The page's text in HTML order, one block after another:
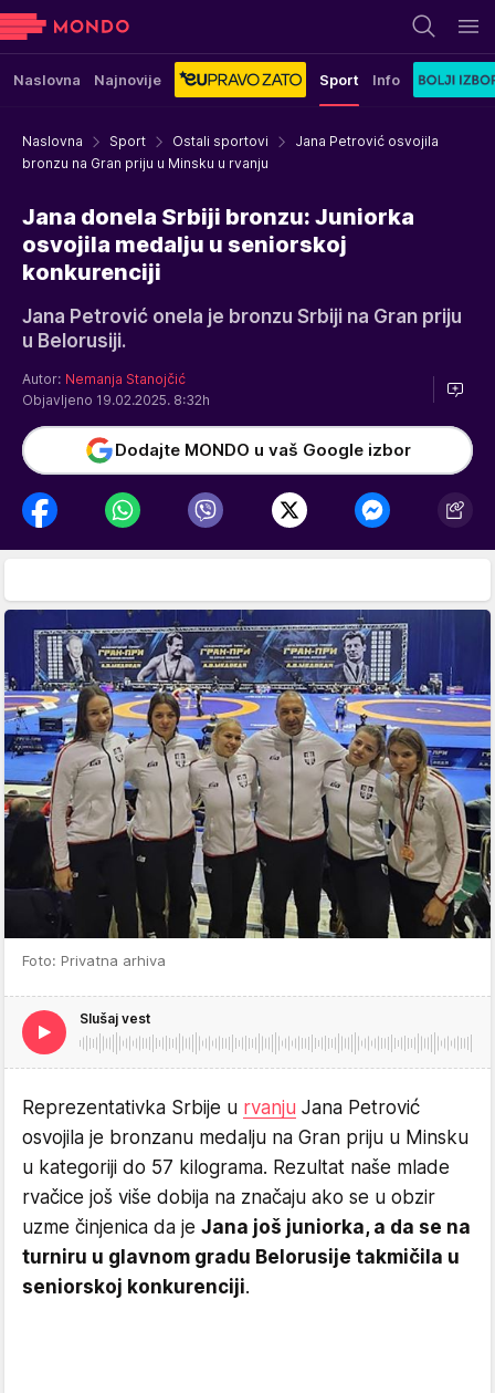
Naslovna Najnovije Sport Info
Naslovna Sport Ostali sportovi
Jana Petrović osvojila
bronzu na Gran priju u Minsku u rvanju
Jana donela Srbiji bronzu: Juniorka
osvojila medalju u seniorskoj
konkurenciji
Jana Petrović onela je bronzu Srbiji na Gran priju
u Belorusiji.
Autor: Nemanja Stanojčić
Objavljeno 19.02.2025. 8:32h
Dodajte MONDO u vaš Google izbor
Foto: Privatna arhiva
Slušaj vest
Reprezentativka Srbije u rvanju Jana Petrović
osvojila je bronzanu medalju na Gran priju u Minsku
u kategoriji do 57 kilograma. Rezultat naše mlade
rvačice još više dobija na značaju ako se u obzir
uzme činjenica da je Jana još juniorka, a da se na
turniru u glavnom gradu Belorusije takmičila u
seniorskoj konkurenciji.